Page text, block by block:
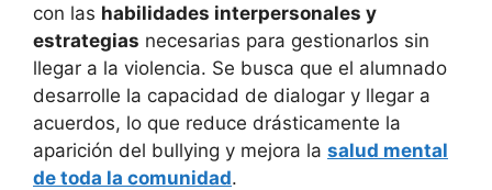
con las habilidades interpersonales y
estrategias necesarias para gestionarlos sin
llegar a la violencia. Se busca que el alumnado
desarrolle la capacidad de dialogar y llegar a
acuerdos, lo que reduce drásticamente la
aparición del bullying y mejora la salud mental
de toda la comunidad.